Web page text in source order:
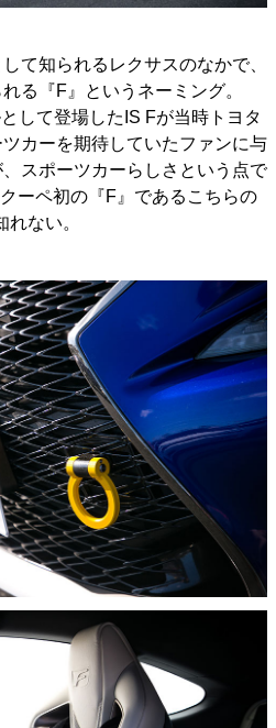
て知られるレクサスのなかで、
る『F』というネーミング。
して登場したIS Fが当時トヨタ
カーを期待していたファンに与
スポーツカーらしさという点で
ーペ初の『F』であるこちらの
ない。